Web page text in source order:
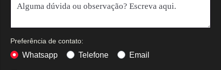
Preferência de contato:
Whatsapp Telefone Email